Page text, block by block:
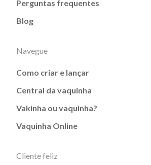
Perguntas frequentes
Blog
Navegue
Como criar e lançar
Central da vaquinha
Vakinha ou vaquinha?
Vaquinha Online
Cliente feliz